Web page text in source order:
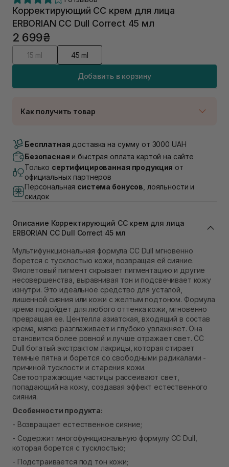
Корректирующий СС крем для лица
ERBORIAN CC Dull Correct 45 мл
2 699₴
15 ml 45 ml
Добавить в корзину
Как получить товар
Нет в наличии!
Самовывоз г. Луцк, Винниченка 4
Самовывоз г. Львов, ул. Академика Подстригача,
1В (Duck's Lake)
Нет в наличии!
Самовывоз Львов (Ивана Франко 36)
Самовывоз г. Львов ул. Степана Бандеры 43
В наличии
В наличии
Самовывоз г. Ровно, ул. Кулика и Гудачека 23 (ТЦ
Экватор)
Нет в наличии!
Бесплатная доставка на сумму от 3000 UAH
Безопасная и быстрая оплата картой на сайте
Только сертифицированная продукция от
официальных партнеров
Персональная система бонусов , лояльности и
скидок
Описание Корректирующий СС крем для лица
ERBORIAN CC Dull Correct 45 мл
Мультифункциональная формула CC Dull мгновенно
борется с тусклостью кожи, возвращая ей сияние.
Фиолетовый пигмент скрывает пигментацию и другие
несовершенства, выравнивая тон и подсвечивает кожу
изнутри. Это идеальное средство для усталой,
лишенной сияния или кожи с желтым подтоном. Формула
крема подойдет для любого оттенка кожи, мгновенно
превращая ее. Центелла азиатская, входящий в состав
крема, мягко разглаживает и глубоко увлажняет. Она
становится более ровной и лучше отражает свет. СС
Dull богатый экстрактом лакрицы, которая стирает
темные пятна и борется со свободными радикалами -
причиной тусклости и старения кожи.
Светоотражающие частицы рассеивают свет,
попадающий на кожу, создавая эффект естественного
сияния.
Особенности продукта:
- Возвращает естественное сияние;
- Содержит многофункциональную формулу СС Dull,
которая борется с тусклостью;
- Подстраивается под тон кожи;